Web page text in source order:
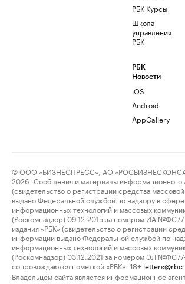
РБК Курсы
Школа
управления
РБК
РБК
Новости
iOS
Android
AppGallery
© ООО «БИЗНЕСПРЕСС», АО
2026. Сообщения и материалы информационного
(свидетельство о регистрации средства
выдано Федеральной службой по надзору в сфере
информационных технологий и массовых
(Роскомнадзор) 09.12.2015 за номером ИА
издания «РБК» (свидетельство о регистрации
информации выдано Федеральной службой по
информационных технологий и массовых
(Роскомнадзор) 03.12.2021 за номером ЭЛ
сопровождаются пометкой «РБК».
18+
Владельцем сайта является информационное